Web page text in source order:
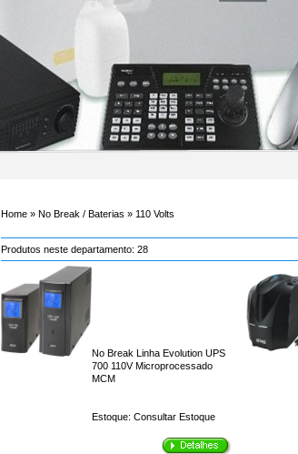
Home » No Break / Baterias » 110 Volts
Produtos neste departamento: 28
No Break Linha Evolution UPS
700 110V Microprocessado
MCM
Estoque: Consultar Estoque